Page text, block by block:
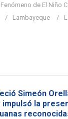
Fenómeno de El Niño
Lambayeque
Simeón
impulsó la